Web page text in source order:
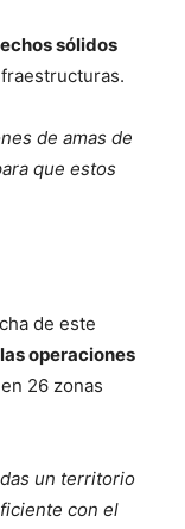
sólidos
de amas de
que estos
de este
operaciones
26 zonas
un territorio
con el